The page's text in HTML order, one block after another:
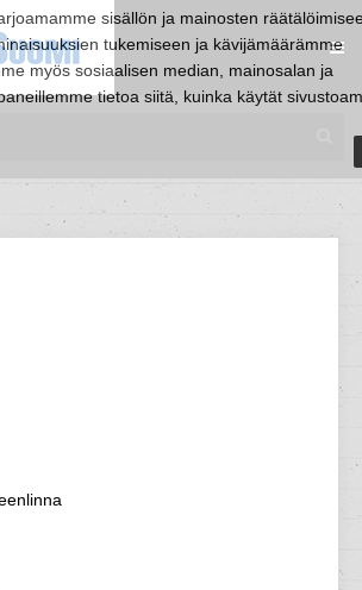
sisällön ja mainosten
tukemiseen ja kävijämäärämme
myös sosiaalisen median, mainosalan ja
tietoa siitä, kuinka käytät